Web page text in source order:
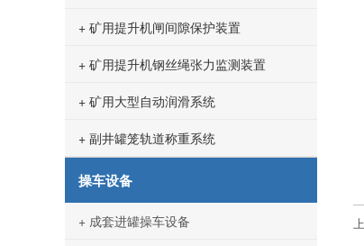
+ 矿用提升机闸间隙保护装置
+ 矿用提升机钢丝绳张力监测装置
+ 矿用大型自动润滑系统
+ 副井罐笼轨道称重系统
操车设备
+ 成套进罐操车设备